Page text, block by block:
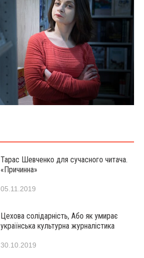
Тарас Шевченко для сучасного читача.
«Причинна»
05.11.2019
Цехова солідарність, Або як умирає
українська культурна журналістика
30.10.2019